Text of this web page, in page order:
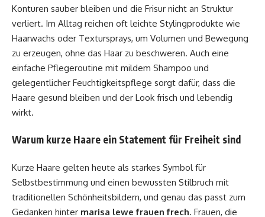
Konturen sauber bleiben und die Frisur nicht an Struktur
verliert. Im Alltag reichen oft leichte Stylingprodukte wie
Haarwachs oder Textursprays, um Volumen und Bewegung
zu erzeugen, ohne das Haar zu beschweren. Auch eine
einfache Pflegeroutine mit mildem Shampoo und
gelegentlicher Feuchtigkeitspflege sorgt dafür, dass die
Haare gesund bleiben und der Look frisch und lebendig
wirkt.
Warum kurze Haare ein Statement für Freiheit sind
Kurze Haare gelten heute als starkes Symbol für
Selbstbestimmung und einen bewussten Stilbruch mit
traditionellen Schönheitsbildern, und genau das passt zum
Gedanken hinter marisa lewe frauen frech. Frauen, die